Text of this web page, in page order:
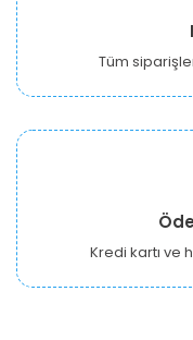
Tüm
Kredi kartı ve